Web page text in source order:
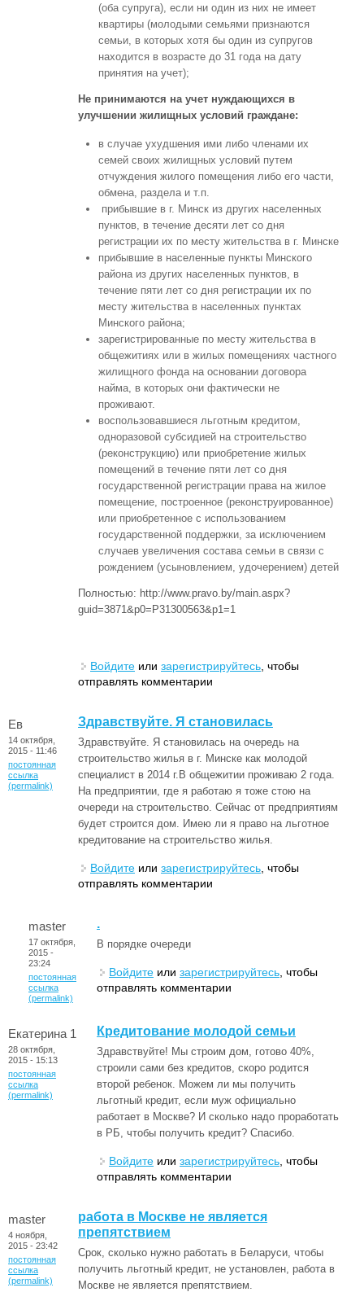
(оба супруга), если ни один из них не имеет
квартиры (молодыми семьями признаются
семьи, в которых хотя бы один из супругов
находится в возрасте до 31 года на дату
принятия на учет);
Не принимаются на учет нуждающихся в
улучшении жилищных условий граждане:
в случае ухудшения ими либо членами их
семей своих жилищных условий путем
отчуждения жилого помещения либо его части,
обмена, раздела и т.п.
прибывшие в г. Минск из других населенных
пунктов, в течение десяти лет со дня
регистрации их по месту жительства в г. Минске
прибывшие в населенные пункты Минского
района из других населенных пунктов, в
течение пяти лет со дня регистрации их по
месту жительства в населенных пунктах
Минского района;
зарегистрированные по месту жительства в
общежитиях или в жилых помещениях частного
жилищного фонда на основании договора
найма, в которых они фактически не
проживают.
воспользовавшиеся льготным кредитом,
одноразовой субсидией на строительство
(реконструкцию) или приобретение жилых
помещений в течение пяти лет со дня
государственной регистрации права на жилое
помещение, построенное (реконструированное)
или приобретенное с использованием
государственной поддержки, за исключением
случаев увеличения состава семьи в связи с
рождением (усыновлением, удочерением) детей
Полностью: http://www.pravo.by/main.aspx?
guid=3871&p0=P31300563&p1=1
Войдите или зарегистрируйтесь , чтобы
отправлять комментарии
Ев
14 октября,
2015 - 11:46
постоянная
ссылка
(permalink)
Здравствуйте. Я становилась
Здравствуйте. Я становилась на очередь на
строительство жилья в г. Минске как молодой
специалист в 2014 г.В общежитии проживаю 2 года.
На предприятии, где я работаю я тоже стою на
очереди на строительство. Сейчас от предприятиям
будет строится дом. Имею ли я право на льготное
кредитование на строительство жилья.
Войдите или зарегистрируйтесь , чтобы
отправлять комментарии
master
17 октября,
2015 -
23:24
постоянная
ссылка
(permalink)
.
В порядке очереди
Войдите или зарегистрируйтесь , чтобы
отправлять комментарии
Екатерина 1
28 октября,
2015 - 15:13
постоянная
ссылка
(permalink)
Кредитование молодой семьи
Здравствуйте! Мы строим дом, готово 40%,
строили сами без кредитов, скоро родится
второй ребенок. Можем ли мы получить
льготный кредит, если муж официально
работает в Москве? И сколько надо проработать
в РБ, чтобы получить кредит? Спасибо.
Войдите или зарегистрируйтесь , чтобы
отправлять комментарии
master
4 ноября,
2015 - 23:42
постоянная
ссылка
(permalink)
работа в Москве не является
препятствием
Срок, сколько нужно работать в Беларуси, чтобы
получить льготный кредит, не установлен, работа в
Москве не является препятствием.